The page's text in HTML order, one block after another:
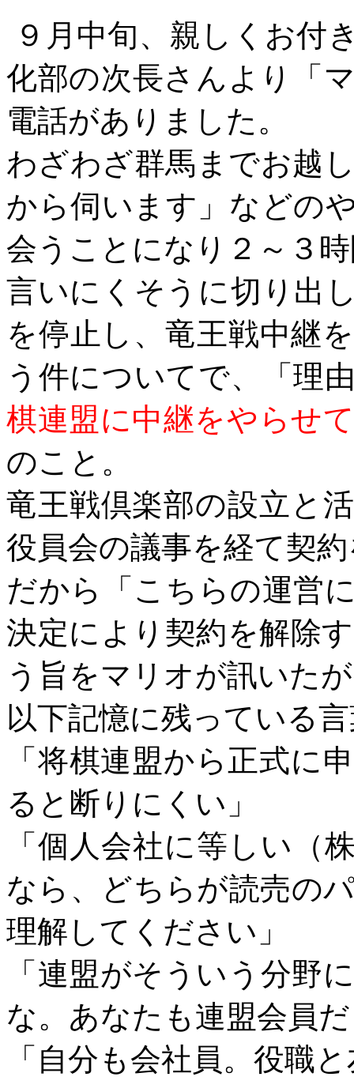
９月中旬、親しくお付
化部の次長さんより「
電話がありました。
わざわざ群馬までお越
から伺います」などの
会うことになり２～３
言いにくそうに切り出
を停止し、竜王戦中継
う件についてで、「理
棋連盟に中継をやらせ
のこと。
竜王戦倶楽部の設立と
役員会の議事を経て契
だから「こちらの運営
決定により契約を解除
う旨をマリオが訊いた
以下記憶に残っている
「将棋連盟から正式に
ると断りにくい」
「個人会社に等しい（
なら、どちらが読売の
理解してください」
「連盟がそういう分野
な。あなたも連盟会員
「自分も会社員。役職